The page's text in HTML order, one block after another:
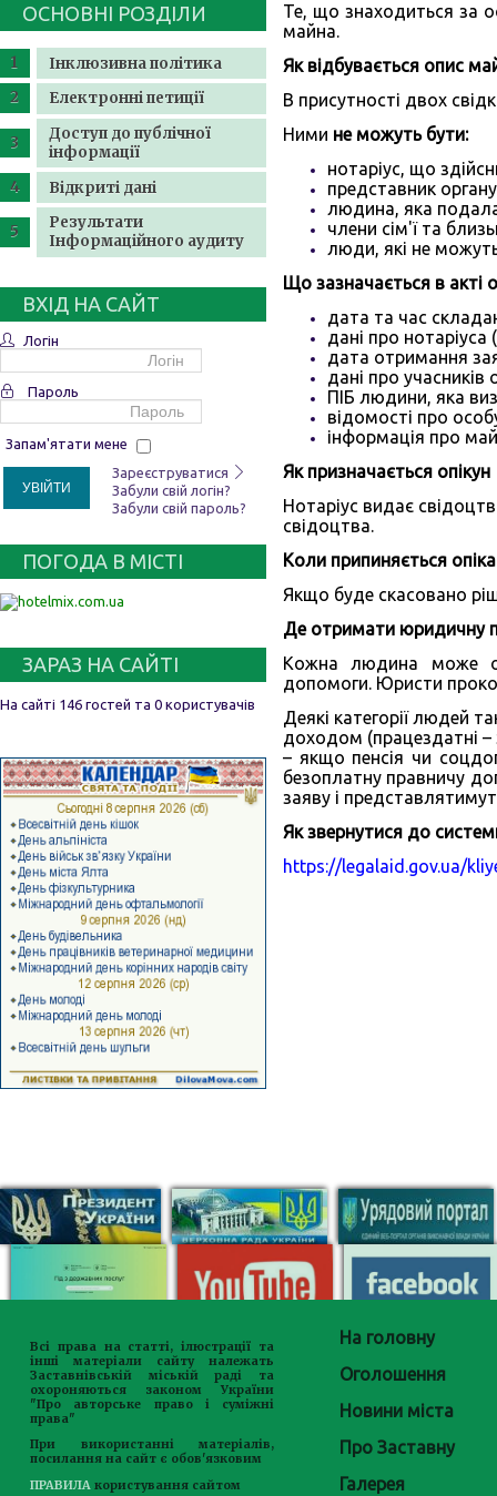
ОСНОВНІ РОЗДІЛИ
Інклюзивна політика
Електронні петиції
Доступ до публічної
інформації
Відкриті дані
Результати
Інформаційного аудиту
ВХІД НА САЙТ
Логін
Пароль
Запам'ятати мене
УВІЙТИ
Зареєструватися
Забули свій логін?
Забули свій пароль?
ПОГОДА В МІСТІ
ЗАРАЗ НА САЙТІ
На сайті 146 гостей та 0 користувачів
Те, що знаходиться за
майна.
Як відбувається опис
В присутності двох
Ними не можуть бути:
нотаріус, що
представник
людина, яка
члени сім'ї та
люди, які не
Що зазначається в акті
дата та час
дані про нотаріуса
дата отримання
дані про
ПІБ людини, яка
відомості про
інформація про
Як призначається опікун
Нотаріус видає
свідоцтва.
Коли припиняється
Якщо буде скасовано
Де отримати юридичну
Кожна людина може
допомоги. Юристи
Деякі категорії людей
доходом (працездатні –
– якщо пенсія чи
безоплатну правничу
заяву і
Як звернутися до
https://legalaid.gov.ua/
Всі права на статті, ілюстрації та
інші матеріали сайту належать
Заставнівській міській раді та
охороняються законом України
"Про авторське право і суміжні
права"
При використанні матеріалів,
посилання на сайт є обов'язковим
ПРАВИЛА користування сайтом
На головну
Оголошення
Новини міста
Про Заставну
Галерея